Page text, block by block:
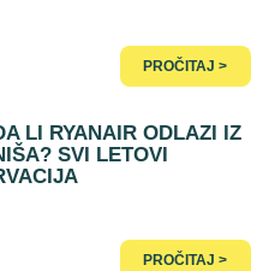
PROČITAJ >
LI RYANAIR ODLAZI IZ
SVI LETOVI
PROČITAJ >